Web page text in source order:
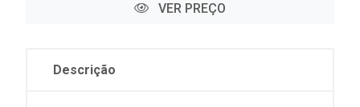
VER PREÇO
Descrição